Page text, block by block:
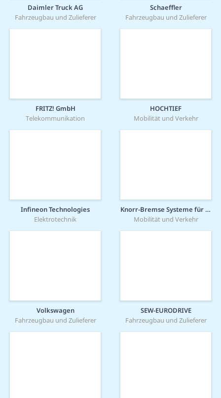
Daimler Truck AG
Fahrzeugbau und Zulieferer
Schaeffler
Fahrzeugbau und Zulieferer
FRITZ! GmbH
Telekommunikation
HOCHTIEF
Mobilität und Verkehr
Infineon Technologies
Elektrotechnik
Knorr-Bremse Systeme für Schienenfahrzeuge GmbH
Mobilität und Verkehr
Volkswagen
Fahrzeugbau und Zulieferer
SEW-EURODRIVE
Fahrzeugbau und Zulieferer